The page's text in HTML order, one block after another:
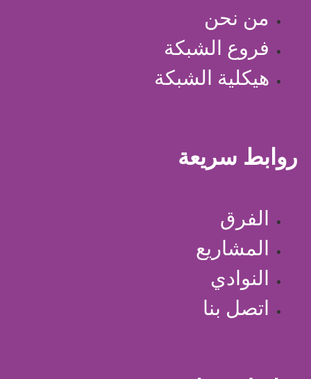
من نحن
فروع الشبكة
هيكلية الشبكة
روابط سريعة
الفرق
المشاريع
النوادي
اتصل بنا